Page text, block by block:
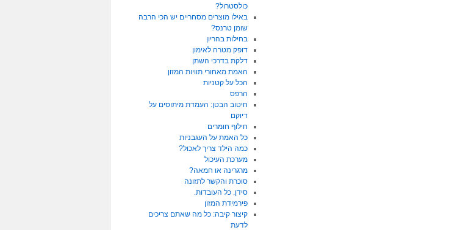
כולסטרול?
באילו מוצרים מסחריים יש הכי הרבה
שומן טרנס?
בחילות בהריון
דופק מטרה לאימון
דלקת בדרכי השתן
האמת מאחורי תוויות המזון
הכל על קטניות
הרפס
חיטוב הבטן: העמדת מיתוסים על
דיוקם
חילוף חומרים
כל האמת על העגבניות
כמה הילד צריך לאכול?
מערכת העיכול
מרגרינה או חמאה?
סוכרת והקשר לתזונה
סידן. כל העובדות.
פירמידת המזון
קיצור קיבה: כל מה שאתם צריכים
לדעת